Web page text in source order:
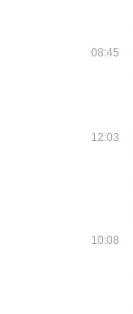
08:45
12:03
10:08